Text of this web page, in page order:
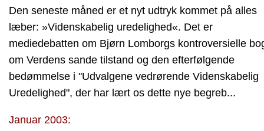
Den seneste måned er et nyt udtryk kommet på alles
læber: »Videnskabelig uredelighed«. Det er
mediedebatten om Bjørn Lomborgs kontroversielle
om Verdens sande tilstand og den efterfølgende
bedømmelse i "Udvalgene vedrørende Videnskabelig
Uredelighed", der har lært os dette nye begreb...
Januar 2003: